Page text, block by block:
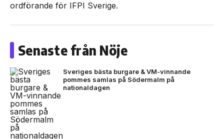
ordförande för IFPI Sverige.
Senaste från Nöje
Sveriges bästa burgare & VM-vinnande
pommes samlas på Södermalm på
nationaldagen